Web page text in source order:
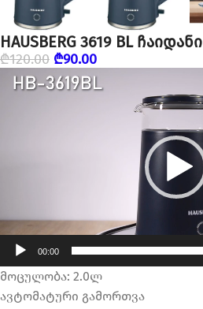
HAUSBERG 3619 BL ჩაიდანი
₾120.00 ₾90.00
ვიდეო
დამკვრელი
00:00
მოცულობა: 2.0ლ
ავტომატური გამორთვა